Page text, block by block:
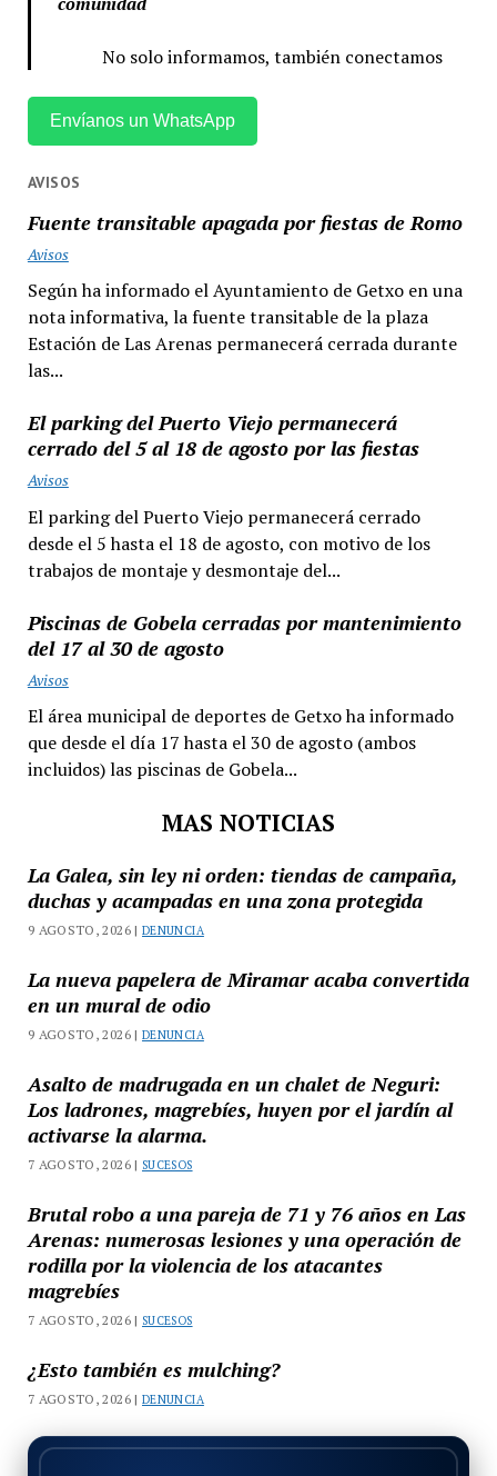
No solo informamos, también conectamos
Envíanos un WhatsApp
AVISOS
Fuente transitable apagada por fiestas de Romo
Avisos
Según ha informado el Ayuntamiento de Getxo en una
nota informativa, la fuente transitable de la plaza
Estación de Las Arenas permanecerá cerrada durante
las...
El parking del Puerto Viejo permanecerá
cerrado del 5 al 18 de agosto por las fiestas
Avisos
El parking del Puerto Viejo permanecerá cerrado
desde el 5 hasta el 18 de agosto, con motivo de los
trabajos de montaje y desmontaje del...
Piscinas de Gobela cerradas por mantenimiento
del 17 al 30 de agosto
Avisos
El área municipal de deportes de Getxo ha informado
que desde el día 17 hasta el 30 de agosto (ambos
incluidos) las piscinas de Gobela...
MAS NOTICIAS
La Galea, sin ley ni orden: tiendas de campaña,
duchas y acampadas en una zona protegida
9 AGOSTO, 2026 |DENUNCIA
La nueva papelera de Miramar acaba convertida
en un mural de odio
9 AGOSTO, 2026 |DENUNCIA
Asalto de madrugada en un chalet de Neguri:
Los ladrones, magrebíes, huyen por el jardín al
activarse la alarma.
7 AGOSTO, 2026 | SUCESOS
Brutal robo a una pareja de 71 y 76 años en Las
Arenas: numerosas lesiones y una operación de
rodilla por la violencia de los atacantes
magrebíes
7 AGOSTO, 2026 | SUCESOS
¿Esto también es mulching?
7 AGOSTO, 2026 |DENUNCIA